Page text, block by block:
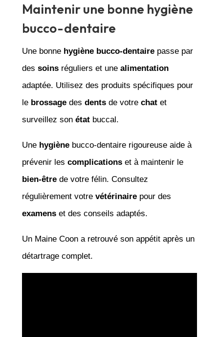
Maintenir une bonne hygiène
bucco-dentaire
Une bonne hygiène bucco-dentairepasse par
des soinsréguliers et une alimentation
adaptée. Utilisez des produits spécifiques pour
le brossagedes dentsde votre chatet
surveillez son étatbuccal.
Une hygiènebucco-dentaire rigoureuse aide à
prévenir les complicationset à maintenir le
bien-êtrede votre félin. Consultez
régulièrement votre vétérinairepour des
examenset des conseils adaptés.
Un Maine Coon a retrouvé son appétit après un
détartrage complet.